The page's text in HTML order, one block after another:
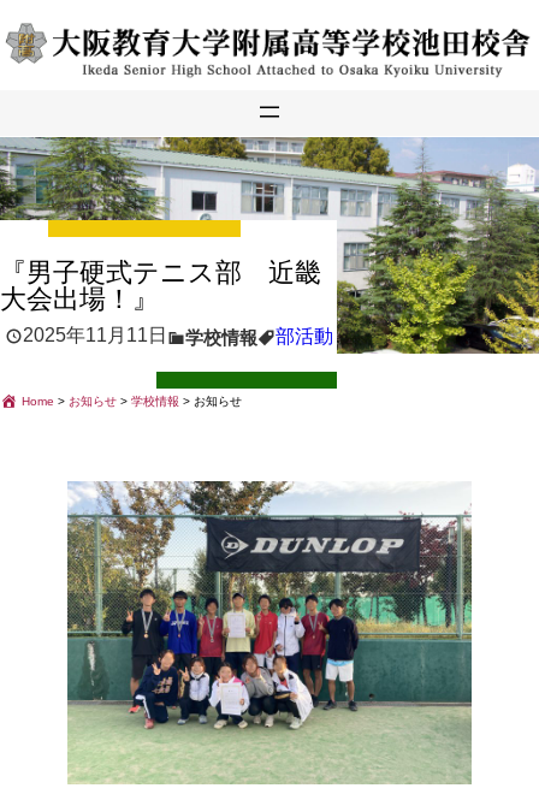
を
『男子硬式テニス部 近畿
大会出場！』
2025年11月11日 学校情報 部活動
Home > お知らせ > 学校情報 > お知らせ